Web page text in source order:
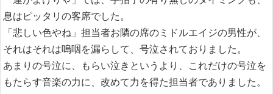
息はピッタリの客席でした。
「悲しい色やね」担当者お隣の席のミドルエイジの男性が、
それはそれは嗚咽を漏らして、号泣されておりました。
あまりの号泣に、もらい泣きというより、これだけの号泣を
もたらす音楽の力に、改めて力を得た担当者でありました。